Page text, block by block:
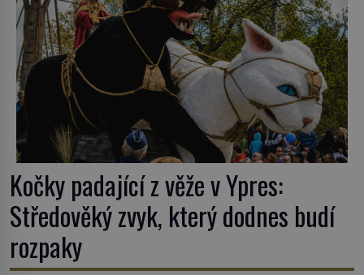
Kočky padající z věže v Ypres:
Středověký zvyk, který dodnes budí
rozpaky